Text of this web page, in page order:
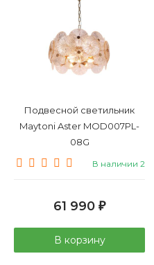
Подвесной светильник
Maytoni Aster MOD007PL-
08G
В наличии 2
61 990 ₽
В корзину